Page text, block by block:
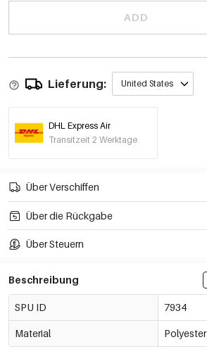
ADD
Lieferung: United States
DHL Express Air
Transitzeit 2 Werktage
Über Verschiffen
Über die Rückgabe
Über Steuern
Beschreibung
SPU ID 7934
Material Polyester